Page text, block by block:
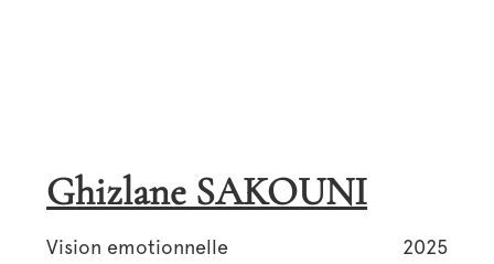
Ghizlane SAKOUNI
Vision emotionnelle 2025